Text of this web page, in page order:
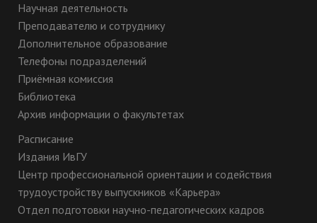
Научная деятельность
Преподавателю и сотруднику
Дополнительное образование
Телефоны подразделений
Приёмная комиссия
Библиотека
Архив информации о факультетах
Расписание
Издания ИвГУ
Центр профессиональной ориентации и содействия
трудоустройству выпускников «Карьера»
Отдел подготовки научно-педагогических кадров